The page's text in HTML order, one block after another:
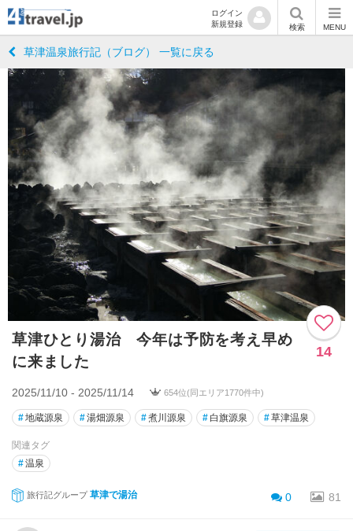
ログイン
新規登録
検索 MENU
草津温泉旅行記（ブログ） 一覧に戻る
草津ひとり湯治 今年は予防を考え早め
に来ました
14
2025/11/10 - 2025/11/14 654位(同エリア1770件中)
#地蔵源泉 #湯畑源泉 #煮川源泉 # 白旗源泉 #草津温泉
関連タグ
#温泉
旅行記グループ 草津で湯治 0 81